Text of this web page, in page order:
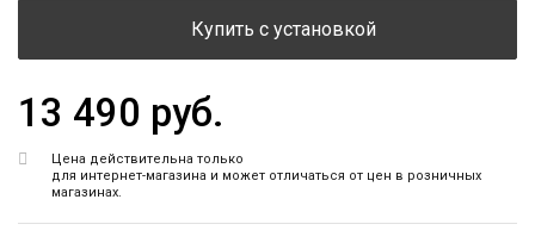
Купить с установкой
13 490 руб.
Цена действительна только
для интернет-магазина и может отличаться от цен в розничных
магазинах.